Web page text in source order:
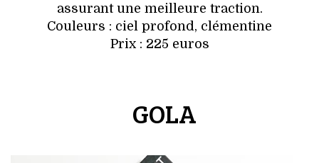
assurant une meilleure traction.
Couleurs : ciel profond, clémentine
Prix : 225 euros
GOLA